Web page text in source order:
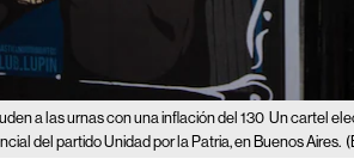
a las urnas con una inflación del 130 Un cartel
del partido Unidad por la Patria, en Buenos Aires.